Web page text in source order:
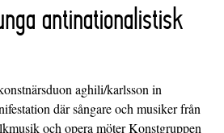
antinationalistisk
aghili/karlsson in
där sångare och musiker från
och opera möter Konstgruppen